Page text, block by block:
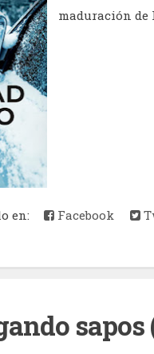
maduración de
en: Facebook